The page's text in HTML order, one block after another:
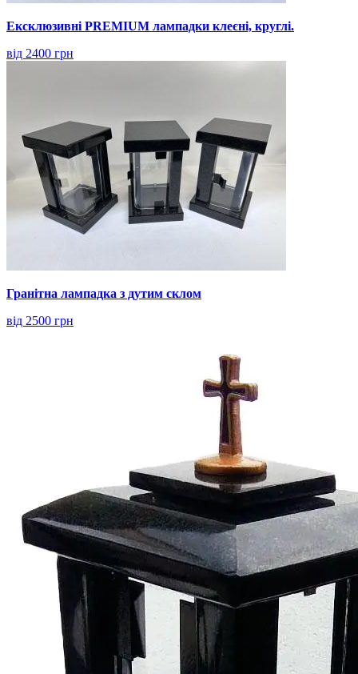
Ексклюзивні PREMIUM лампадки клеєні, круглі.
від 2400 грн
Гранітна лампадка з дутим склом
від 2500 грн